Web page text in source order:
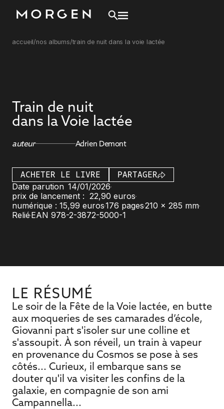
accueil/nos albums/train de nuit dans la voie lactée
Train de nuit
dans la Voie lactée
auteur Adrien Demont
ACHETER LE LIVRE
PARTAGER
Date parution 14/01/2026
prix de lancement : 22,90 euros
numérique : 15,99 euros176 pages210 x 285 mm
Relié EAN 978-2-3872-5000-1
LE RÉSUMÉ
Le soir de la Fête de la Voie lactée, en butte
aux moqueries de ses camarades d’école,
Giovanni part s'isoler sur une colline et
s'assoupit. À son réveil, un train à vapeur
en provenance du Cosmos se pose à ses
côtés... Curieux, il embarque sans se
douter qu'il va visiter les confins de la
galaxie, en compagnie de son ami
Campannella...